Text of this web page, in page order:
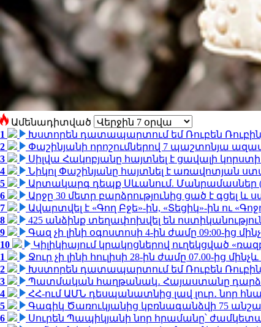
Ամենադիտված
1
Խստորեն դատապարտում եմ Ռուբեն
2
Փաշինյանի որոշումներով 7 պաշտոնյա
3
Սիլվա Հակոբյանը հայտնել է ցավալի
4
Նիկոլ Փաշինյանը հայտնել է առավոտյան
5
Արտակարգ դեպք Սևանում. Մանրամասներ
6
Արջը 30 մետր բարձրությունից ցած է գցել
7
Ավարտվել է «Գող Բջե»-ին, «Տեցիկ»-ին ու
8
425 անձինք տեղափոխվել են
9
Գազ չի լինի օգոստոսի 4-ին ժամը 09:00-ից
10
Կիլիկիայում կրակոցներով ուղեկցված
1
Ջուր չի լինի հուլիսի 28-ին ժամը 07.00-ից
2
Խստորեն դատապարտում եմ Ռուբեն
3
Պատմական հաղթանակ․ Հայաստանը
4
ՀՀ-ում ԱՄՆ դեսպանատնից լավ լուր․ նոր
5
Գագիկ Ծառուկյանից կբռնագանձվի 75
6
Սուրեն Պապիկյանի նոր հրամանը՝